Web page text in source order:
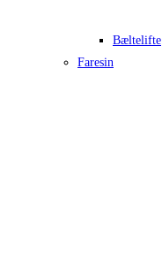
Bæltelifte
Faresin